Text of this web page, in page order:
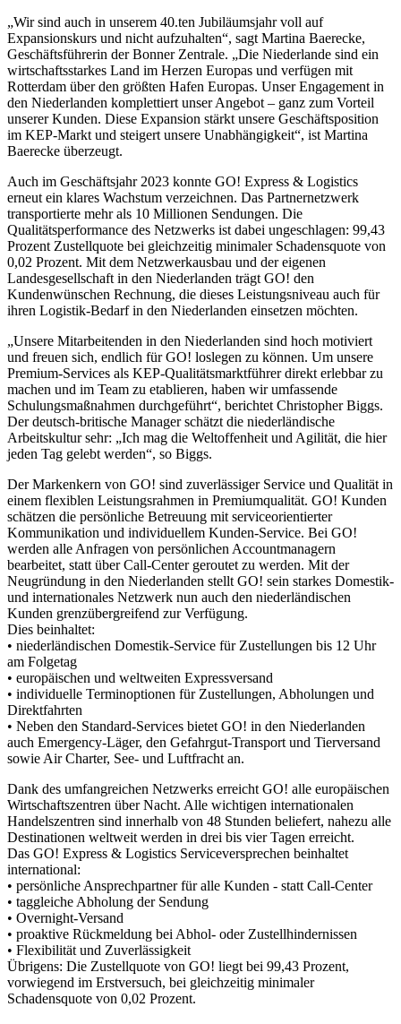
„Wir sind auch in unserem 40.ten Jubiläumsjahr voll auf
Expansionskurs und nicht aufzuhalten“, sagt Martina Baerecke,
Geschäftsführerin der Bonner Zentrale. „Die Niederlande sind ein
wirtschaftsstarkes Land im Herzen Europas und verfügen mit
Rotterdam über den größten Hafen Europas. Unser Engagement in
den Niederlanden komplettiert unser Angebot – ganz zum Vorteil
unserer Kunden. Diese Expansion stärkt unsere Geschäftsposition
im KEP-Markt und steigert unsere Unabhängigkeit“, ist Martina
Baerecke überzeugt.
Auch im Geschäftsjahr 2023 konnte GO! Express & Logistics
erneut ein klares Wachstum verzeichnen. Das Partnernetzwerk
transportierte mehr als 10 Millionen Sendungen. Die
Qualitätsperformance des Netzwerks ist dabei ungeschlagen: 99,43
Prozent Zustellquote bei gleichzeitig minimaler Schadensquote von
0,02 Prozent. Mit dem Netzwerkausbau und der eigenen
Landesgesellschaft in den Niederlanden trägt GO! den
Kundenwünschen Rechnung, die dieses Leistungsniveau auch für
ihren Logistik-Bedarf in den Niederlanden einsetzen möchten.
„Unsere Mitarbeitenden in den Niederlanden sind hoch motiviert
und freuen sich, endlich für GO! loslegen zu können. Um unsere
Premium-Services als KEP-Qualitätsmarktführer direkt erlebbar zu
machen und im Team zu etablieren, haben wir umfassende
Schulungsmaßnahmen durchgeführt“, berichtet Christopher Biggs.
Der deutsch-britische Manager schätzt die niederländische
Arbeitskultur sehr: „Ich mag die Weltoffenheit und Agilität, die hier
jeden Tag gelebt werden“, so Biggs.
Der Markenkern von GO! sind zuverlässiger Service und Qualität in
einem flexiblen Leistungsrahmen in Premiumqualität. GO! Kunden
schätzen die persönliche Betreuung mit serviceorientierter
Kommunikation und individuellem Kunden-Service. Bei GO!
werden alle Anfragen von persönlichen Accountmanagern
bearbeitet, statt über Call-Center geroutet zu werden. Mit der
Neugründung in den Niederlanden stellt GO! sein starkes Domestik-
und internationales Netzwerk nun auch den niederländischen
Kunden grenzübergreifend zur Verfügung.
Dies beinhaltet:
• niederländischen Domestik-Service für Zustellungen bis 12 Uhr
am Folgetag
• europäischen und weltweiten Expressversand
• individuelle Terminoptionen für Zustellungen, Abholungen und
Direktfahrten
• Neben den Standard-Services bietet GO! in den Niederlanden
auch Emergency-Läger, den Gefahrgut-Transport und Tierversand
sowie Air Charter, See- und Luftfracht an.
Dank des umfangreichen Netzwerks erreicht GO! alle europäischen
Wirtschaftszentren über Nacht. Alle wichtigen internationalen
Handelszentren sind innerhalb von 48 Stunden beliefert, nahezu alle
Destinationen weltweit werden in drei bis vier Tagen erreicht.
Das GO! Express & Logistics Serviceversprechen beinhaltet
international:
• persönliche Ansprechpartner für alle Kunden - statt Call-Center
• taggleiche Abholung der Sendung
• Overnight-Versand
• proaktive Rückmeldung bei Abhol- oder Zustellhindernissen
• Flexibilität und Zuverlässigkeit
Übrigens: Die Zustellquote von GO! liegt bei 99,43 Prozent,
vorwiegend im Erstversuch, bei gleichzeitig minimaler
Schadensquote von 0,02 Prozent.